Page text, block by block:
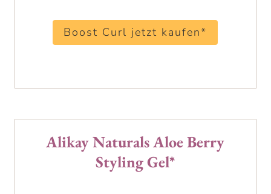
Boost Curl jetzt kaufen*
Alikay Naturals Aloe Berry
Styling Gel*